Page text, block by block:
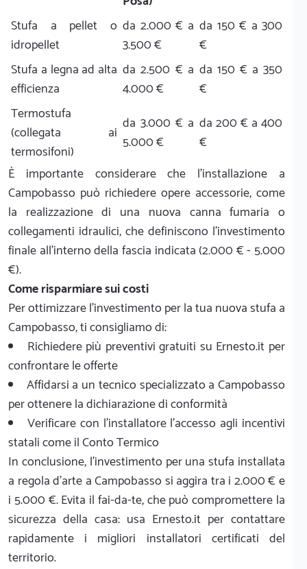
Stufa a pellet o
idropellet
da 2.000 € a
3.500 €
da 150 € a 300
€
Stufa a legna ad alta
efficienza
da 2.500 € a
4.000 €
da 150 € a 350
€
Termostufa
(collegata ai
termosifoni)
da 3.000 € a
5.000 €
da 200 € a 400
€
È importante considerare che l'installazione a
Campobasso può richiedere opere accessorie, come
la realizzazione di una nuova canna fumaria o
collegamenti idraulici, che definiscono l'investimento
finale all'interno della fascia indicata (2.000 € - 5.000
€).
Come risparmiare sui costi
Per ottimizzare l'investimento per la tua nuova stufa a
Campobasso, ti consigliamo di:
Richiedere più preventivi gratuiti su Ernesto.it per
confrontare le offerte
Affidarsi a un tecnico specializzato a Campobasso
per ottenere la dichiarazione di conformità
Verificare con l'installatore l'accesso agli incentivi
statali come il Conto Termico
In conclusione, l'investimento per una stufa installata
a regola d'arte a Campobasso si aggira tra i 2.000 € e
i 5.000 €. Evita il fai-da-te, che può compromettere la
sicurezza della casa: usa Ernesto.it per contattare
rapidamente i migliori installatori certificati del
territorio.